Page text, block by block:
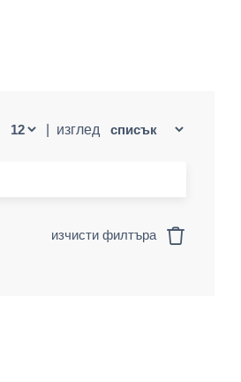
изглед
изчисти филтъра